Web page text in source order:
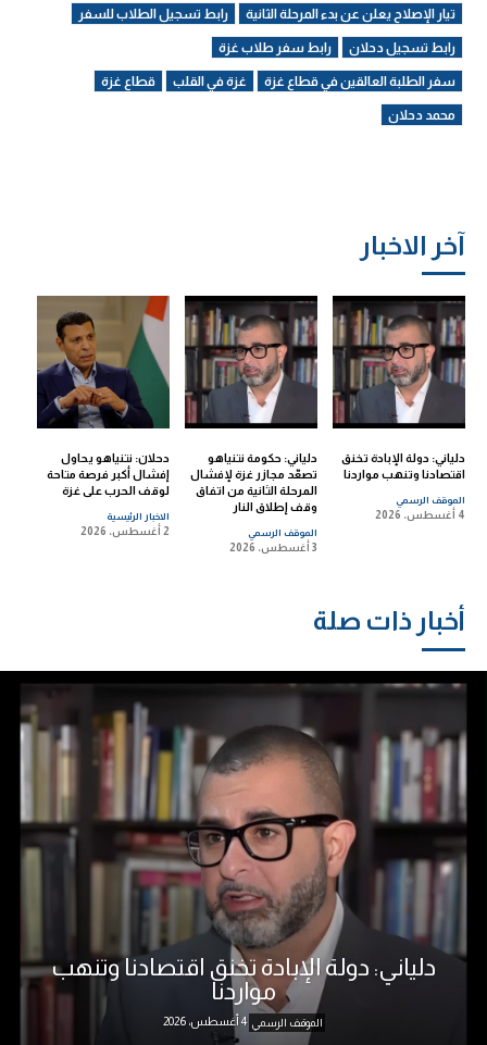
آخر الاخبار
دلياني: دولة الإبادة تخنق
اقتصادنا وتنهب مواردنا
الموقف الرسمي
4 أغسطس، 2026
دلياني: حكومة نتنياهو
تصعّد مجازر غزة لإفشال
المرحلة الثانية من اتفاق
وقف إطلاق النار
الموقف الرسمي
3 أغسطس، 2026
دحلان: نتنياهو يحاول
إفشال أكبر فرصة متاحة
لوقف الحرب على غزة
الاخبار الرئيسية
2 أغسطس، 2026
تيار الإصلاح يعلن عن بدء المرحلة الثانية رابط تسجيل الطلاب للسفر
رابط تسجيل دحلان رابط سفر طلاب غزة
سفر الطلبة العالقين في قطاع غزة غزة في القلب قطاع غزة
محمد دحلان
أخبار ذات صلة
دلياني: دولة الإبادة تخنق اقتصادنا وتنهب
مواردنا
الموقف الرسمي 4 أغسطس، 2026